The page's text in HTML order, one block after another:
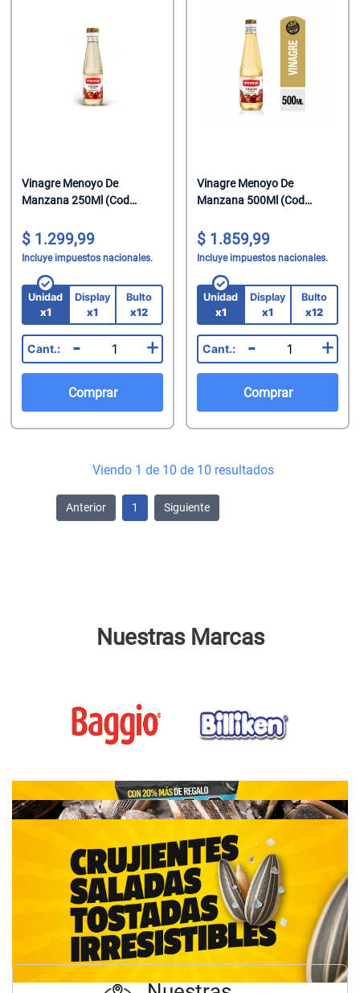
Vinagre Menoyo De
Manzana 250Ml (Cod
1.299,99
Incluye impuestos nacionales.
Unidad
x1
Display
x1
Bulto
x12
- +
Comprar
Vinagre Menoyo De
Manzana 500Ml (Cod
1.859,99
Incluye impuestos nacionales.
Unidad
x1
Display
x1
Bulto
x12
- +
Comprar
Viendo 1 de 10 de 10 resultados
Anterior 1 Siguiente
Nuestras Marcas